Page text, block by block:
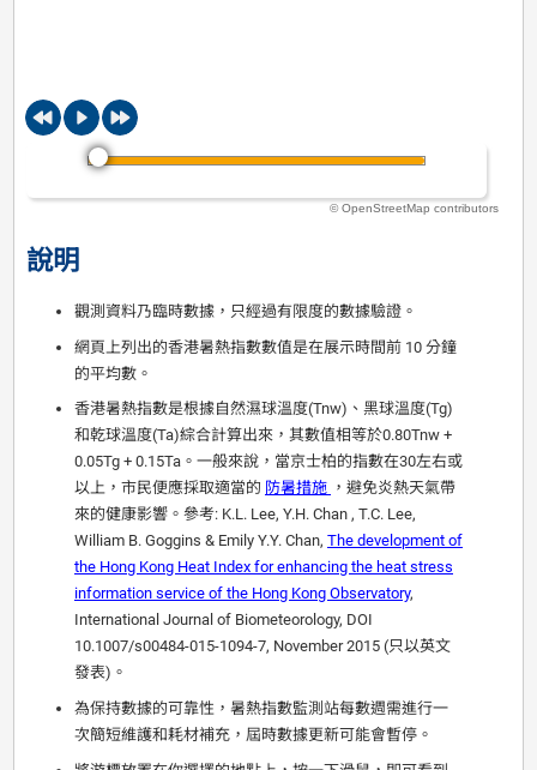
© OpenStreetMap contributors
說明
觀測資料乃臨時數據，只經過有限度的數據驗證。
網頁上列出的香港暑熱指數數值是在展示時間前 10 分鐘
的平均數。
香港暑熱指數是根據自然濕球溫度(Tnw)、黑球溫度(Tg)
和乾球溫度(Ta)綜合計算出來，其數值相等於0.80Tnw +
0.05Tg + 0.15Ta。一般來說，當京士柏的指數在30左右或
以上，市民便應採取適當的 防暑措施 ，避免炎熱天氣帶
來的健康影響。參考: K.L. Lee, Y.H. Chan , T.C. Lee,
William B. Goggins & Emily Y.Y. Chan, The development of
the Hong Kong Heat Index for enhancing the heat stress
information service of the Hong Kong Observatory,
International Journal of Biometeorology, DOI
10.1007/s00484-015-1094-7, November 2015 (只以英文
發表)。
為保持數據的可靠性，暑熱指數監測站每數週需進行一
次簡短維護和耗材補充，屆時數據更新可能會暫停。